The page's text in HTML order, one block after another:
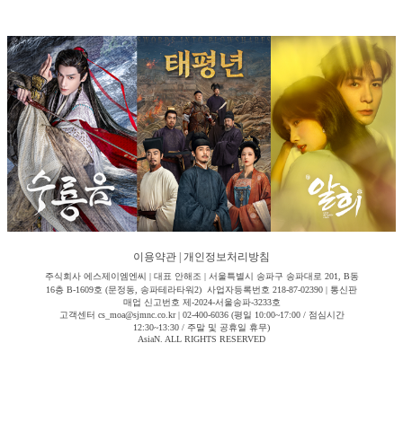
이용약관 개인정보처리방침
주식회사 에스제이엠엔씨 | 대표 안해조 | 서울특별시 송파구 송파대로 201, B동
16층 B-1609호 (문정동, 송파테라타워2) 사업자등록번호 218-87-02390 | 통신판
매업 신고번호 제-2024-서울송파-3233호
고객센터 cs_moa@sjmnc.co.kr | 02-400-6036 (평일 10:00~17:00 / 점심시간
12:30~13:30 / 주말 및 공휴일 휴무)
AsiaN. ALL RIGHTS RESERVED